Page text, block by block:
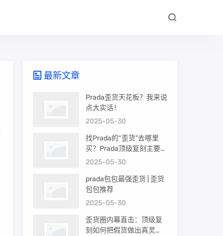
最新文章
Prada歪货天花板？我来说
点大实话！
2025-05-30
找Prada的“歪货”去哪里
买？Prada顶级复刻主要渠
道盘点
2025-05-30
prada包包最强歪货 | 歪货
包包推荐
2025-05-30
歪货圈内幕直击：顶级复
刻如何把假货做出真灵